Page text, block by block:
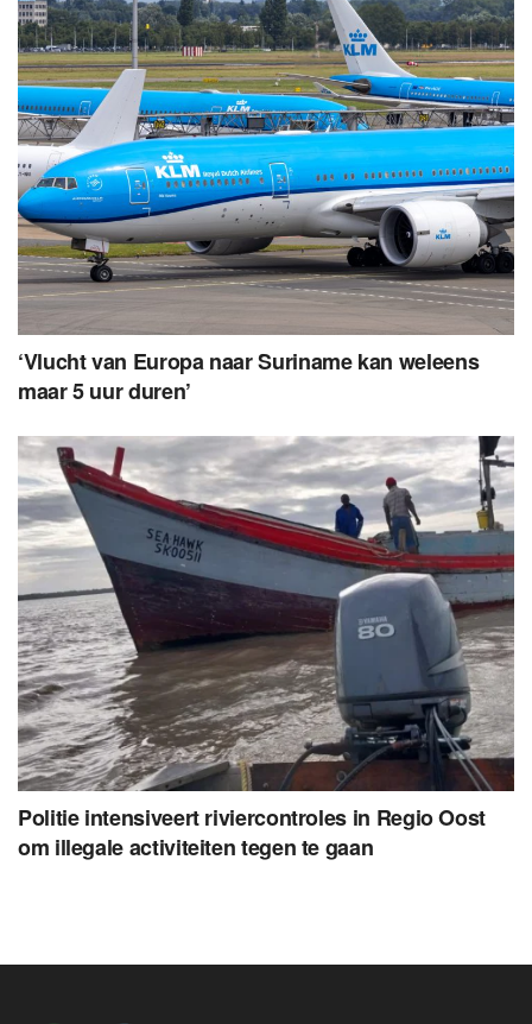
‘Vlucht van Europa naar Suriname kan weleens
maar 5 uur duren’
Politie intensiveert riviercontroles in Regio Oost
om illegale activiteiten tegen te gaan